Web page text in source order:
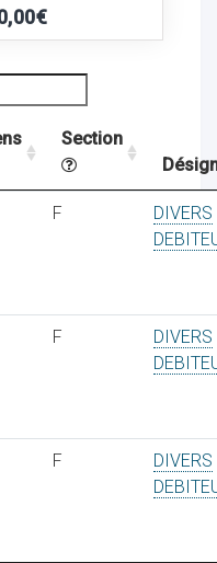
Section
F
DIVERS
F
DIVERS
F
DIVERS